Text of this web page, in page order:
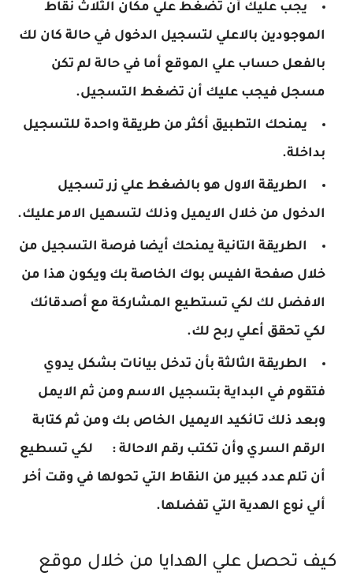
يجب عليك أن تضغط علي مكان الثلاث نقاط
الموجودين بالاعلي لتسجيل الدخول في حالة كان لك
بالفعل حساب علي الموقع أما في حالة لم تكن
مسجل فيجب عليك أن تضغط التسجيل.
يمنحك التطبيق أكثر من طريقة واحدة للتسجيل
بداخلة.
الطريقة الاول هو بالضغط علي زر تسجيل
الدخول من خلال الايميل وذلك لتسهيل الامر عليك.
الطريقة التانية يمنحك أيضا فرصة التسجيل من
خلال صفحة الفيس بوك الخاصة بك ويكون هذا من
الافضل لك لكي تستطيع المشاركة مع أصدقائك
لكي تحقق أعلي ربح لك.
الطريقة الثالثة بأن تدخل بيانات بشكل يدوي
فتقوم في البداية بتسجيل الاسم ومن ثم الايمل
وبعد ذلك تـائكيد الايميل الخاص بك ومن ثم كتابة
الرقم السري وأن تكتب رقم الاحالة :
لكي تسطيع
أن تلم عدد كبير من النقاط التي تحولها في وقت أخر
ألي نوع الهدية التي تفضلها.
كيف تحصل علي الهدايا من خلال موقع